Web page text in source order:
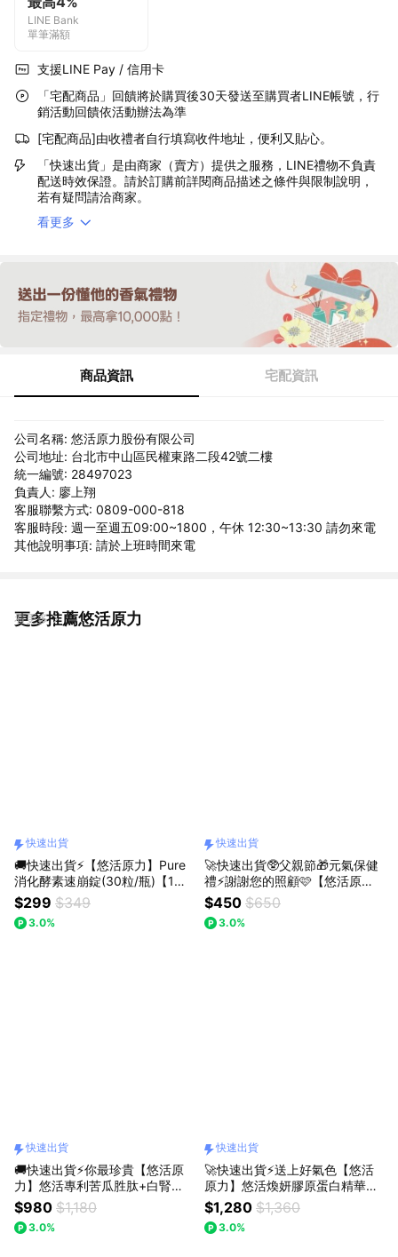
LINE Bank
單筆滿額
支援LINE Pay / 信用卡
「宅配商品」回饋將於購買後30天發送至購買者LINE帳號，行
銷活動回饋依活動辦法為準
[宅配商品]由收禮者自行填寫收件地址，便利又貼心。
「快速出貨」是由商家（賣方）提供之服務，LINE禮物不負責
配送時效保證。請於訂購前詳閱商品描述之條件與限制說明，
若有疑問請洽商家。
看更多
商品資訊 宅配資訊
公司名稱: 悠活原力股份有限公司
公司地址: 台北市中山區民權東路二段42號二樓
統一編號: 28497023
負責人: 廖上翔
客服聯繫方式: 0809-000-818
客服時段: 週一至週五09:00~1800，午休 12:30~13:30 請勿來電
其他說明事項: 請於上班時間來電
更多推薦悠活原力
看更多
快速出貨
🚚快速出貨⚡【悠活原力】Pure
消化酵素速崩錠(30粒/瓶)【1瓶/
3瓶/5瓶優惠組】
$299 $349
3.0%
快速出貨
🚀快速出貨🥸父親節🎁元氣保健
禮⚡謝謝您的照顧🩷【悠活原
力】原力女性/男性綜合維他命
+鐵/鋅/多規格
$450 $650
3.0%
快速出貨
🚚快速出貨⚡你最珍貴【悠活原
力】悠活專利苦瓜胜肽+白腎豆
植物膠囊(60入/盒)【1盒/3盒/5
盒優惠組】
$980 $1,180
3.0%
快速出貨
🚀快速出貨⚡送上好氣色【悠活
原力】悠活煥妍膠原蛋白精華粉
(15條/盒)X2｜附提袋｜1+1心意
禮｜送禮首選
$1,280 $1,360
3.0%